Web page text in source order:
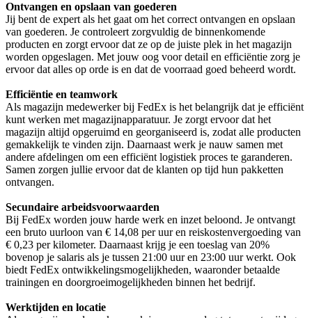
Ontvangen en opslaan van goederen
Jij bent de expert als het gaat om het correct ontvangen en opslaan
van goederen. Je controleert zorgvuldig de binnenkomende
producten en zorgt ervoor dat ze op de juiste plek in het magazijn
worden opgeslagen. Met jouw oog voor detail en efficiëntie zorg je
ervoor dat alles op orde is en dat de voorraad goed beheerd wordt.
Efficiëntie en teamwork
Als magazijn medewerker bij FedEx is het belangrijk dat je efficiënt
kunt werken met magazijnapparatuur. Je zorgt ervoor dat het
magazijn altijd opgeruimd en georganiseerd is, zodat alle producten
gemakkelijk te vinden zijn. Daarnaast werk je nauw samen met
andere afdelingen om een efficiënt logistiek proces te garanderen.
Samen zorgen jullie ervoor dat de klanten op tijd hun pakketten
ontvangen.
Secundaire arbeidsvoorwaarden
Bij FedEx worden jouw harde werk en inzet beloond. Je ontvangt
een bruto uurloon van € 14,08 per uur en reiskostenvergoeding van
€ 0,23 per kilometer. Daarnaast krijg je een toeslag van 20%
bovenop je salaris als je tussen 21:00 uur en 23:00 uur werkt. Ook
biedt FedEx ontwikkelingsmogelijkheden, waaronder betaalde
trainingen en doorgroeimogelijkheden binnen het bedrijf.
Werktijden en locatie